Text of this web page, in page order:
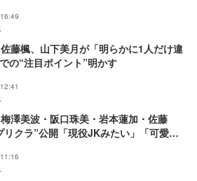
藤楓、山下美月が「明らかに1人だけ違
の“注目ポイント”明かす
澤美波・阪口珠美・岩本蓮加・佐藤
リクラ”公開「現役JKみたい」「可愛す